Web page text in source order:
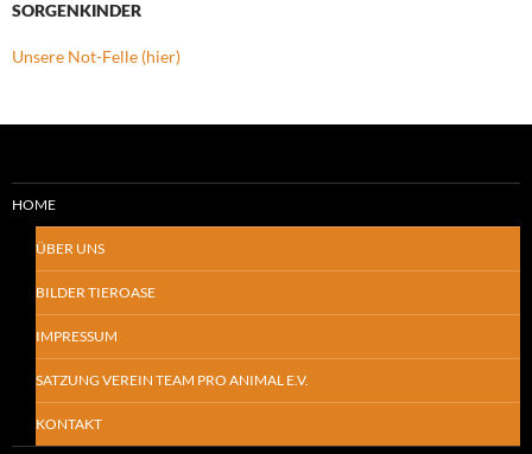
SORGENKINDER
Unsere Not-Felle (hier)
HOME
ÜBER UNS
BILDER TIEROASE
IMPRESSUM
SATZUNG VEREIN TEAM PRO ANIMAL E.V.
KONTAKT